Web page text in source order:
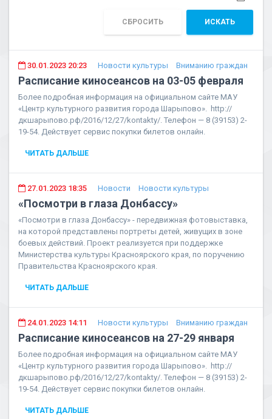
СБРОСИТЬ ИСКАТЬ
30.01.2023 20:23 Новости культуры Вниманию граждан
Расписание киносеансов на 03-05 февраля
Более подробная информация на официальном сайте МАУ
«Центр культурного развития города Шарыпово». http://
дкшарыпово.рф/2016/12/27/kontakty/. Телефон — 8 (39153) 2-
19-54. Действует сервис покупки билетов онлайн.
ЧИТАТЬ ДАЛЬШЕ
27.01.2023 18:35 Новости Новости культуры
«Посмотри в глаза Донбассу»
«Посмотри в глаза Донбассу» - передвижная фотовыставка,
на которой представлены портреты детей, живущих в зоне
боевых действий. Проект реализуется при поддержке
Министерства культуры Красноярского края, по поручению
Правительства Красноярского края.
ЧИТАТЬ ДАЛЬШЕ
24.01.2023 14:11 Новости культуры Вниманию граждан
Расписание киносеансов на 27-29 января
Более подробная информация на официальном сайте МАУ
«Центр культурного развития города Шарыпово». http://
дкшарыпово.рф/2016/12/27/kontakty/. Телефон — 8 (39153) 2-
19-54. Действует сервис покупки билетов онлайн.
ЧИТАТЬ ДАЛЬШЕ